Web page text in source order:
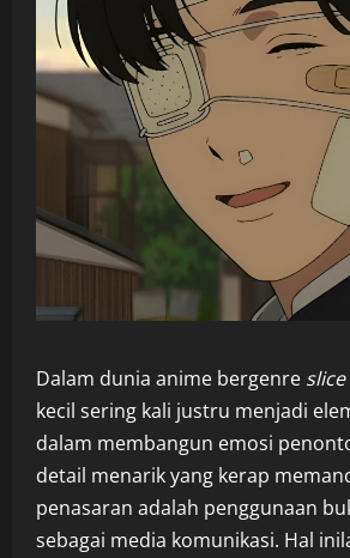
Dalam dunia anime bergenre
kecil sering kali justru menjadi
dalam membangun emosi
detail menarik yang kerap
penasaran adalah penggunaan
sebagai media komunikasi. Hal